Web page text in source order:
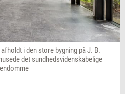
i den store bygning på J. B.
det sundhedsvidenskabelige